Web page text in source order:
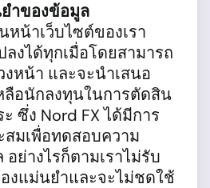
ำของข้อมูล
น้าเว็บไซต์ของเรา
งได้ทุกเมื่อโดยสามารถ
หน้า และจะนำเสนอ
ลือนักลงทุนในการตัดสิน
ซึ่ง Nord FX ได้มีการ
สมเพื่อทดสอบความ
ย่างไรก็ตามเราไม่รับ
งแม่นยำและจะไม่ชดใช้